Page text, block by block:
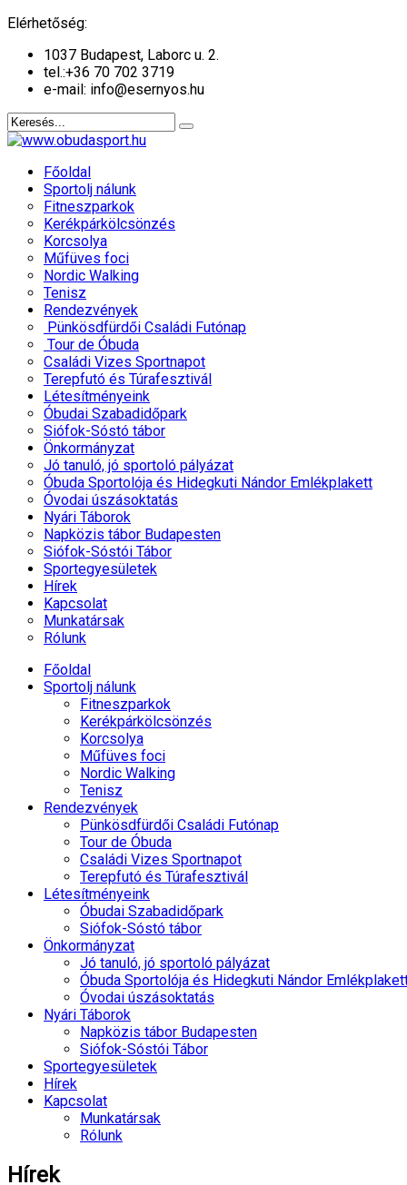
Elérhetőség:
1037 Budapest, Laborc u. 2.
tel.:+36 70 702 3719
e-mail: info@esernyos.hu
Főoldal
Sportolj nálunk
Fitneszparkok
Kerékpárkölcsönzés
Korcsolya
Műfüves foci
Nordic Walking
Tenisz
Rendezvények
Pünkösdfürdői Családi Futónap
Tour de Óbuda
Családi Vizes Sportnapot
Terepfutó és Túrafesztivál
Létesítményeink
Óbudai Szabadidőpark
Siófok-Sóstó tábor
Önkormányzat
Jó tanuló, jó sportoló pályázat
Óbuda Sportolója és Hidegkuti Nándor Emlékplakett
Óvodai úszásoktatás
Nyári Táborok
Napközis tábor Budapesten
Siófok-Sóstói Tábor
Sportegyesületek
Hírek
Kapcsolat
Munkatársak
Rólunk
Főoldal
Sportolj nálunk
Fitneszparkok
Kerékpárkölcsönzés
Korcsolya
Műfüves foci
Nordic Walking
Tenisz
Rendezvények
Pünkösdfürdői Családi Futónap
Tour de Óbuda
Családi Vizes Sportnapot
Terepfutó és Túrafesztivál
Létesítményeink
Óbudai Szabadidőpark
Siófok-Sóstó tábor
Önkormányzat
Jó tanuló, jó sportoló pályázat
Óbuda Sportolója és Hidegkuti Nándor
Óvodai úszásoktatás
Nyári Táborok
Napközis tábor Budapesten
Siófok-Sóstói Tábor
Sportegyesületek
Hírek
Kapcsolat
Munkatársak
Rólunk
Hírek
év
hónap
év
hónap